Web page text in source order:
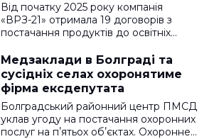
Від початку 2025 року компанія
«ВРЗ-21» отримала 19 договорів з
постачання продуктів до освітніх…
Медзаклади в Болграді та
сусідніх селах охоронятиме
фірма ексдепутата
Болградський районний центр ПМСД
уклав угоду на постачання охоронних
послуг на пʼятьох обʼєктах. Охоронне…